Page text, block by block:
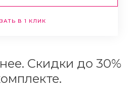
В 1 КЛИК
Скидки до 30%